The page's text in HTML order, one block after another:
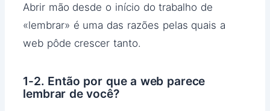
Abrir mão desde o início do trabalho de
«lembrar» é uma das razões pelas quais a
web pôde crescer tanto.
1-2. Então por que a web parece
lembrar de você?